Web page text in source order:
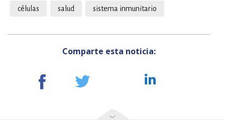
células salud sistema inmunitario
Comparte esta noticia: